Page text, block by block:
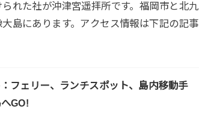
れた社が沖津宮遥拝所です。福岡市と北九
島にあります。アクセス情報は下記の記事
フェリー、ランチスポット、島内移動手
GO!